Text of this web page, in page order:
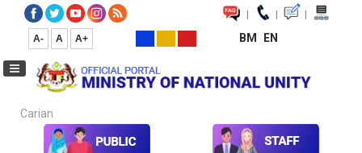
| | |
A- A A+ BM EN
Carian...
Media Media Collection Media Statement